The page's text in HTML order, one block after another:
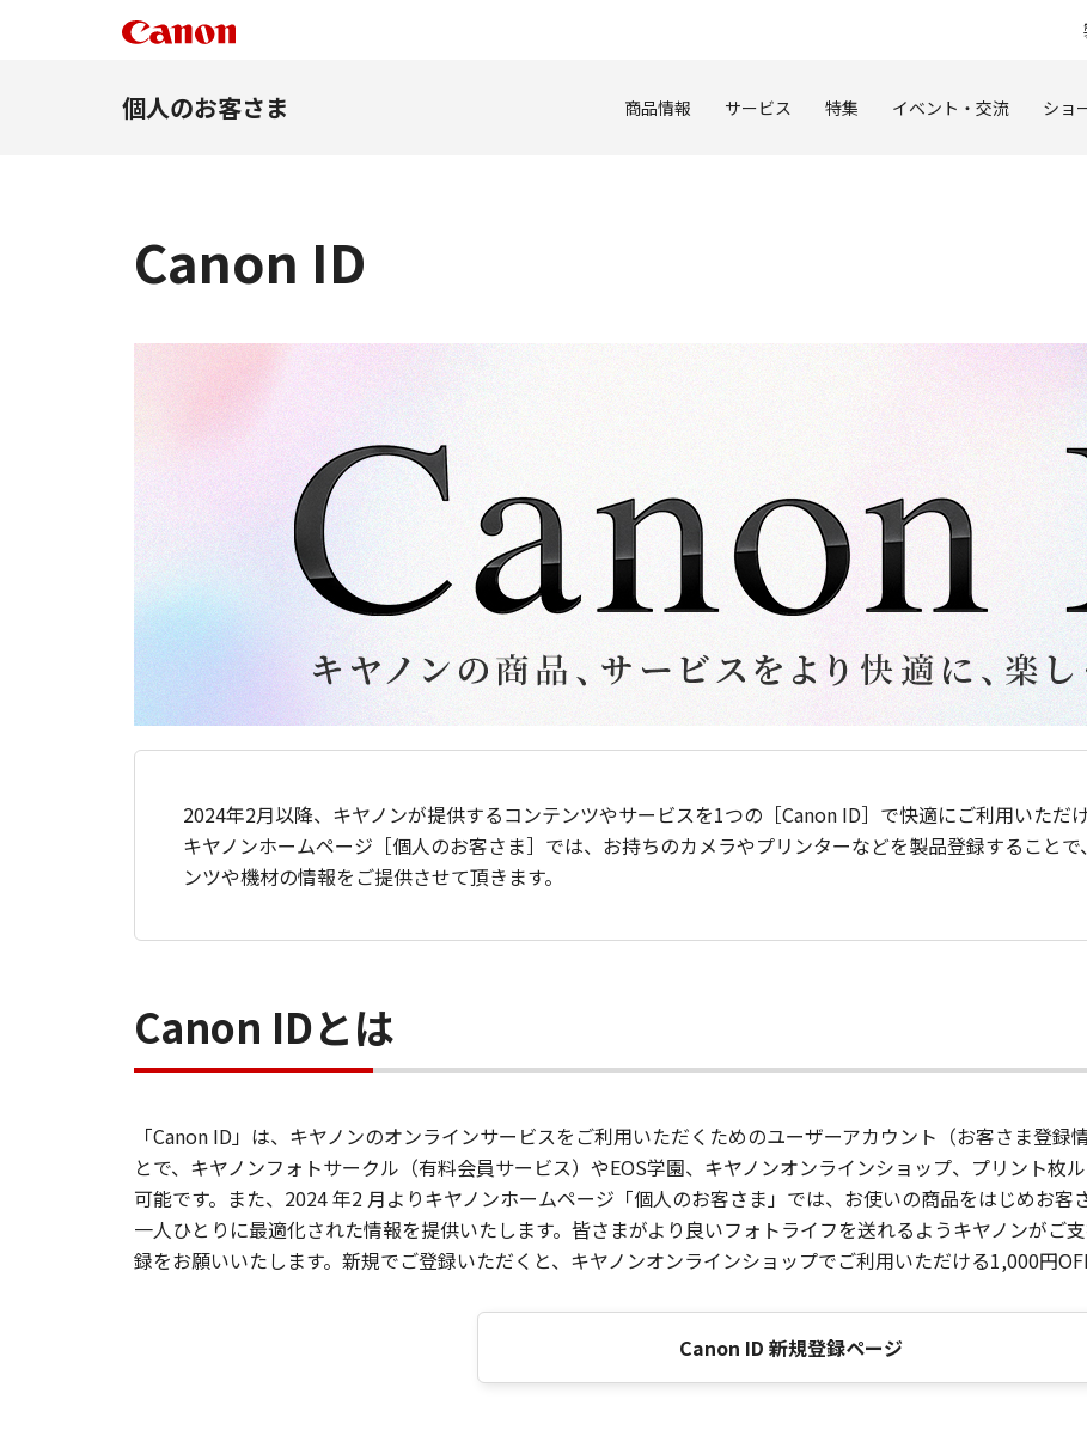
個人のお客さま 商品情報 サービス 特集 イベント・交流 ショ
Canon ID
2024年2月以降、キヤノンが提供するコンテンツやサービスを1つの［Canon ID］で快適にご利用いただ
キヤノンホームページ［個人のお客さま］では、お持ちのカメラやプリンターなどを製品登録すること
ンツや機材の情報をご提供させて頂きます。
Canon IDとは
「Canon ID」は、キヤノンのオンラインサービスをご利用いただくためのユーザーアカウント（お客さま登録
とで、キヤノンフォトサークル（有料会員サービス）やEOS学園、キヤノンオンラインショップ、プリント枚
可能です。また、2024 年2 月よりキヤノンホームページ「個人のお客さま」では、お使いの商品をはじめお客
一人ひとりに最適化された情報を提供いたします。皆さまがより良いフォトライフを送れるようキヤノンがご
録をお願いいたします。新規でご登録いただくと、キヤノンオンラインショップでご利用いただける1,000円
Canon ID 新規登録ページ